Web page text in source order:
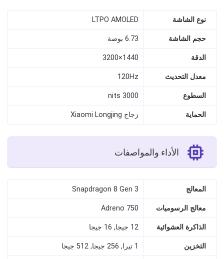
نوع الشاشة LTPO AMOLED
حجم الشاشة 6.73 بوصة
الدقة 1440×3200
معدل التحديث 120Hz
السطوع 3000 nits
الحماية زجاج Xiaomi Longjing
الأداء والمواصفات
المعالج Snapdragon 8 Gen 3
معالج الرسوميات Adreno 750
الذاكرة العشوائية 12 جيجا, 16 جيجا
التخزين 1 تيرا, 256 جيجا, 512 جيجا